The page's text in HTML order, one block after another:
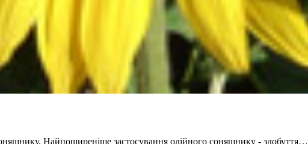
Найпоширеніше застосування олійного соняшнику - здобуття…